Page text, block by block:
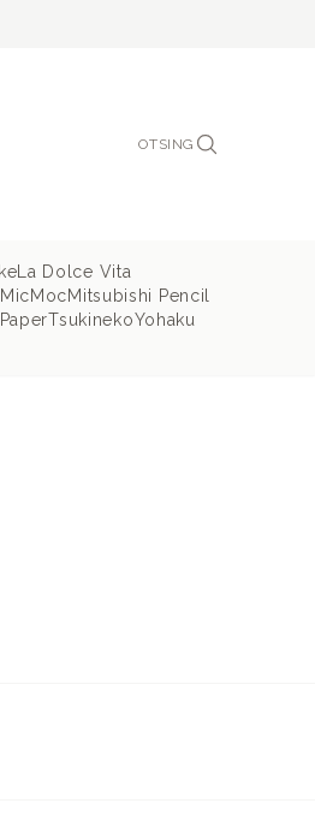
OTSING
La Dolce Vita
MicMocMitsubishi Pencil
TsukinekoYohaku